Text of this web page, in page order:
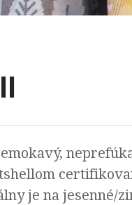
je na jesenné/